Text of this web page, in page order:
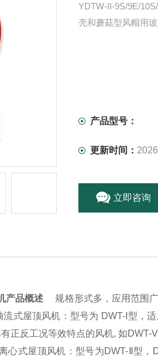
YDTW-II-9S/9E/
壳和蘑菇型风帽用
产品型号：
更新时间：
立即咨询
产品概述 规格形式多，应用范围
式屋顶风机：型号为 DWT-Ⅰ型，
正反工况等效特点的风机, 如DWT-
心式屋顶风机：型号为DWT-Ⅱ型，